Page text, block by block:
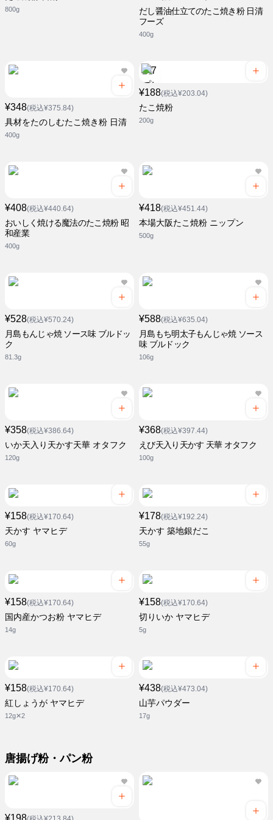
800g
だし醤油仕立てのたこ焼き粉 日清
フーズ
400g
¥348(税込¥375.84)
具材をたのしむたこ焼き粉 日清
400g
¥188(税込¥203.04)
たこ焼粉
200g
¥408(税込¥440.64)
おいしく焼ける魔法のたこ焼粉 昭
和産業
400g
¥418(税込¥451.44)
本場大阪たこ焼粉 ニップン
500g
¥528(税込¥570.24)
月島もんじゃ焼 ソース味 ブルドッ
ク
81.3g
¥588(税込¥635.04)
月島もち明太子もんじゃ焼 ソース
味 ブルドック
106g
¥358(税込¥386.64)
いか天入り天かす天華 オタフク
120g
¥368(税込¥397.44)
えび天入り天かす 天華 オタフク
100g
¥158(税込¥170.64)
天かす ヤマヒデ
60g
¥178(税込¥192.24)
天かす 築地銀だこ
55g
¥158(税込¥170.64)
国内産かつお粉 ヤマヒデ
14g
¥158(税込¥170.64)
切りいか ヤマヒデ
5g
¥158(税込¥170.64)
紅しょうが ヤマヒデ
12g✕2
¥438(税込¥473.04)
山芋パウダー
17g
唐揚げ粉・パン粉
¥198